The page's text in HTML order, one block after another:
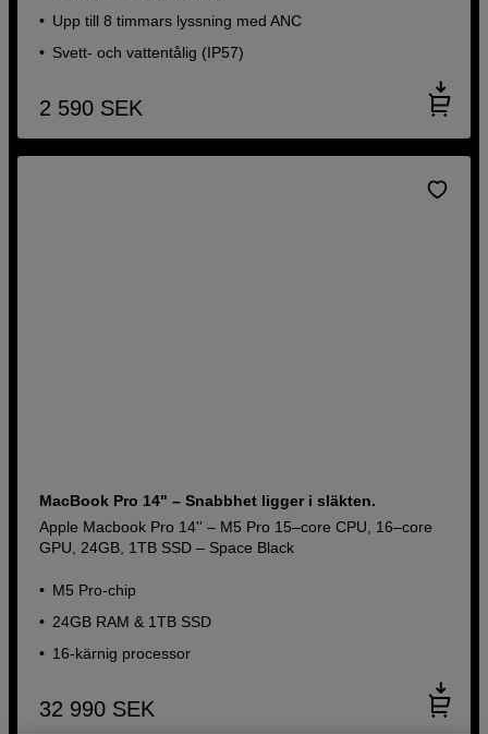
Upp till 8 timmars lyssning med ANC
Svett- och vattentålig (IP57)
2 590 SEK
MacBook Pro 14" – Snabbhet ligger i släkten.
Apple Macbook Pro 14'' – M5 Pro 15–core CPU, 16–core
GPU, 24GB, 1TB SSD – Space Black
M5 Pro-chip
24GB RAM & 1TB SSD
16-kärnig processor
32 990 SEK